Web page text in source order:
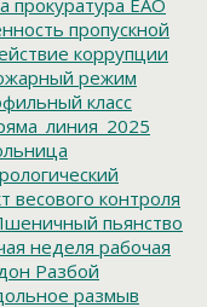
пропускной
коррупции
режим
класс
весового контроля
пьянство
неделя рабочая
Разбой
размыв